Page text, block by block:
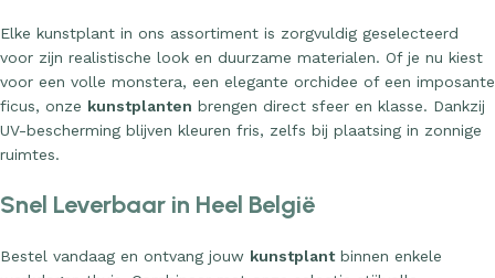
Elke kunstplant in ons assortiment is zorgvuldig geselecteerd
voor zijn realistische look en duurzame materialen. Of je nu kiest
voor een volle monstera, een elegante orchidee of een imposante
ficus, onze kunstplanten brengen direct sfeer en klasse. Dankzij
UV-bescherming blijven kleuren fris, zelfs bij plaatsing in zonnige
ruimtes.
Snel Leverbaar in Heel België
Bestel vandaag en ontvang jouw kunstplantbinnen enkele